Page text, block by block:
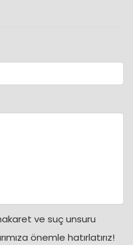
ve suç unsuru
önemle hatırlatırız!